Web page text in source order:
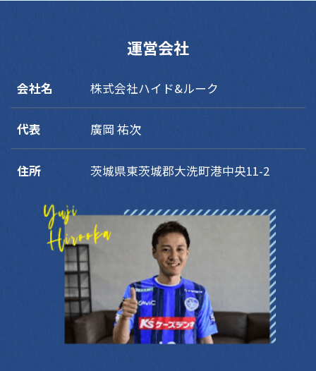
運営会社
会社名 株式会社ハイド&ルーク
代表 廣岡 祐次
住所 茨城県東茨城郡大洗町港中央11-2